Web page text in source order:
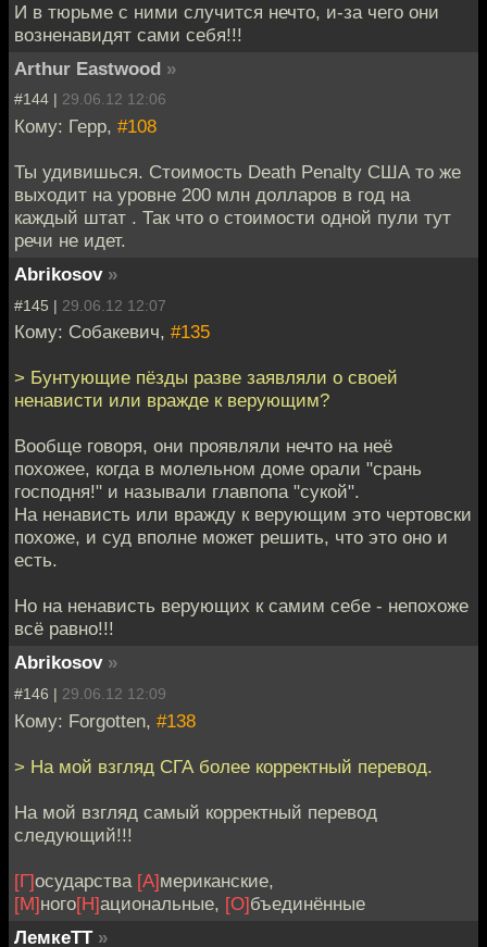
И в тюрьме с ними случится нечто, и-за чего они
возненавидят сами себя!!!
Arthur Eastwood »
#144 | 29.06.12 12:06
Кому: Герр, #108
Ты удивишься. Стоимость Death Penalty США то же
выходит на уровне 200 млн долларов в год на
каждый штат . Так что о стоимости одной пули тут
речи не идет.
Abrikosov »
#145 | 29.06.12 12:07
Кому: Собакевич, #135
> Бунтующие пёзды разве заявляли о своей
ненависти или вражде к верующим?
Вообще говоря, они проявляли нечто на неё
похожее, когда в молельном доме орали "срань
господня!" и называли главпопа "сукой".
На ненависть или вражду к верующим это чертовски
похоже, и суд вполне может решить, что это оно и
есть.
Но на ненависть верующих к самим себе - непохоже
всё равно!!!
Abrikosov »
#146 | 29.06.12 12:09
Кому: Forgotten, #138
> На мой взгляд СГА более корректный перевод.
На мой взгляд самый корректный перевод
следующий!!!
[Г]осударства [А]мериканские,
[М]ного[Н]ациональные, [О]бъединённые
ЛемкеТТ »